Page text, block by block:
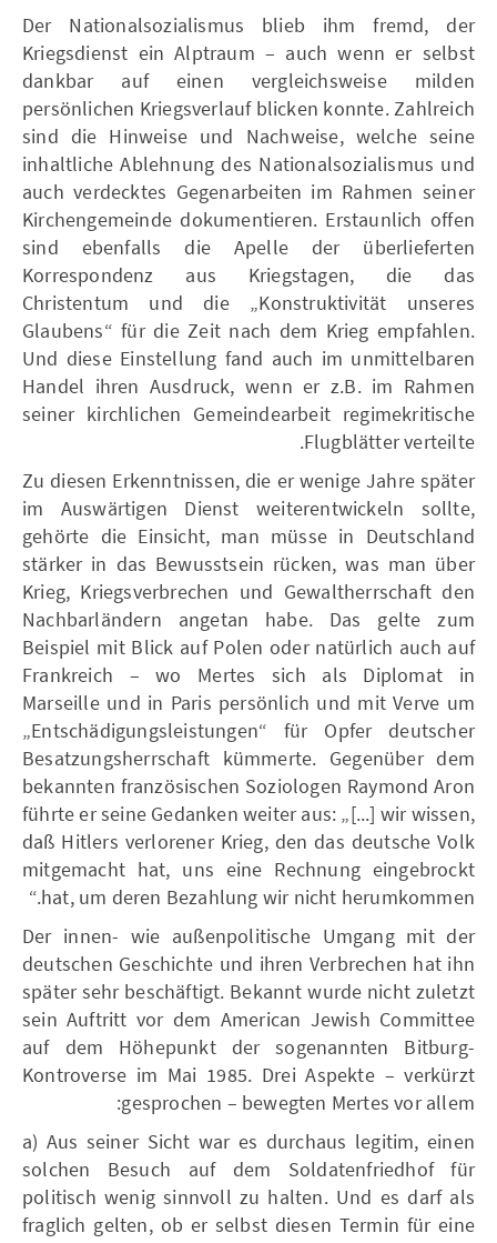
Der Nationalsozialismus blieb ihm fremd, der
Kriegsdienst ein Alptraum – auch wenn er selbst
dankbar auf einen vergleichsweise milden
persönlichen Kriegsverlauf blicken konnte. Zahlreich
sind die Hinweise und Nachweise, welche seine
inhaltliche Ablehnung des Nationalsozialismus und
auch verdecktes Gegenarbeiten im Rahmen seiner
Kirchengemeinde dokumentieren. Erstaunlich offen
sind ebenfalls die Apelle der überlieferten
Korrespondenz aus Kriegstagen, die das
Christentum und die „Konstruktivität unseres
Glaubens“ für die Zeit nach dem Krieg empfahlen.
Und diese Einstellung fand auch im unmittelbaren
Handel ihren Ausdruck, wenn er z.B. im Rahmen
seiner kirchlichen Gemeindearbeit regimekritische
Flugblätter verteilte.
Zu diesen Erkenntnissen, die er wenige Jahre später
im Auswärtigen Dienst weiterentwickeln sollte,
gehörte die Einsicht, man müsse in Deutschland
stärker in das Bewusstsein rücken, was man über
Krieg, Kriegsverbrechen und Gewaltherrschaft den
Nachbarländern angetan habe. Das gelte zum
Beispiel mit Blick auf Polen oder natürlich auch auf
Frankreich – wo Mertes sich als Diplomat in
Marseille und in Paris persönlich und mit Verve um
„Entschädigungsleistungen“ für Opfer deutscher
Besatzungsherrschaft kümmerte. Gegenüber dem
bekannten französischen Soziologen Raymond Aron
führte er seine Gedanken weiter aus: „[...] wir wissen,
daß Hitlers verlorener Krieg, den das deutsche Volk
mitgemacht hat, uns eine Rechnung eingebrockt
hat, um deren Bezahlung wir nicht herumkommen.“
Der innen- wie außenpolitische Umgang mit der
deutschen Geschichte und ihren Verbrechen hat ihn
später sehr beschäftigt. Bekannt wurde nicht zuletzt
sein Auftritt vor dem American Jewish Committee
auf dem Höhepunkt der sogenannten Bitburg-
Kontroverse im Mai 1985. Drei Aspekte – verkürzt
gesprochen – bewegten Mertes vor allem:
a) Aus seiner Sicht war es durchaus legitim, einen
solchen Besuch auf dem Soldatenfriedhof für
politisch wenig sinnvoll zu halten. Und es darf als
fraglich gelten, ob er selbst diesen Termin für eine